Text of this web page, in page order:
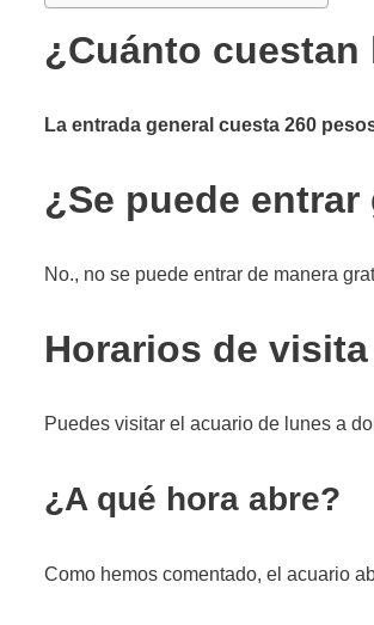
¿Cuánto
La entrada general cuesta 260
¿Se puede entrar
No., no se puede entrar de manera
Horarios de
Puedes visitar el acuario de lunes a
¿A qué hora abre?
Como hemos comentado, el acuario